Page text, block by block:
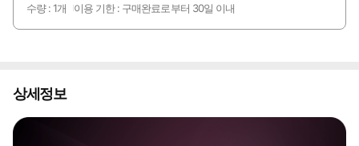
수량 : 1개
이용 기한 : 구매완료로부터 30일 이내
상세정보